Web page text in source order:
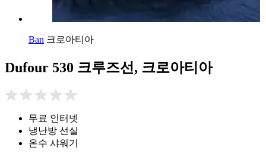
Ban 크로아티아
Dufour 530 크루즈선, 크로아티아
무료 인터넷
냉난방 선실
온수 샤워기